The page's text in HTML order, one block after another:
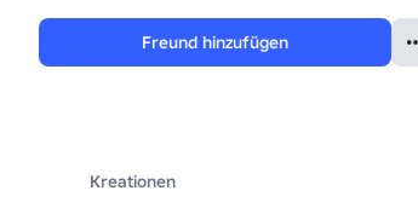
Freund hinzufügen
Kreationen